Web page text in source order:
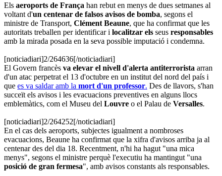
Els aeroports de França han rebut en menys de dues setmanes al
voltant d'un centenar de falsos avisos de bomba, segons el
ministre de Transport, Clément Beaune, que ha confirmat que les
autoritats treballen per identificar i localitzar els seus responsables
amb la mirada posada en la seva possible imputació i condemna.
[noticiadiari]2/264636[/noticiadiari]
El Govern francès va elevar el nivell d'alerta antiterrorista arran
d'un atac perpetrat el 13 d'octubre en un institut del nord del país i
que es va saldar amb la mort d'un professor. Des de llavors, s'han
succeït els avisos i les evacuacions preventives en alguns llocs
emblemàtics, com el Museu del Louvre o el Palau de Versalles.
[noticiadiari]2/264252[/noticiadiari]
En el cas dels aeroports, subjectes igualment a nombroses
evacuacions, Beaune ha confirmat que la xifra d'avisos arriba ja al
centenar des del dia 18. Recentment, n'hi ha hagut "una mica
menys", segons el ministre perquè l'executiu ha mantingut "una
posició de gran fermesa", amb avisos constants als responsables.